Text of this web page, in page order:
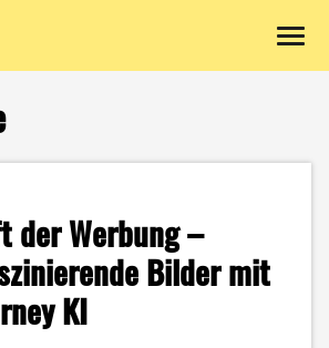
der Werbung –
Bilder mit
KI